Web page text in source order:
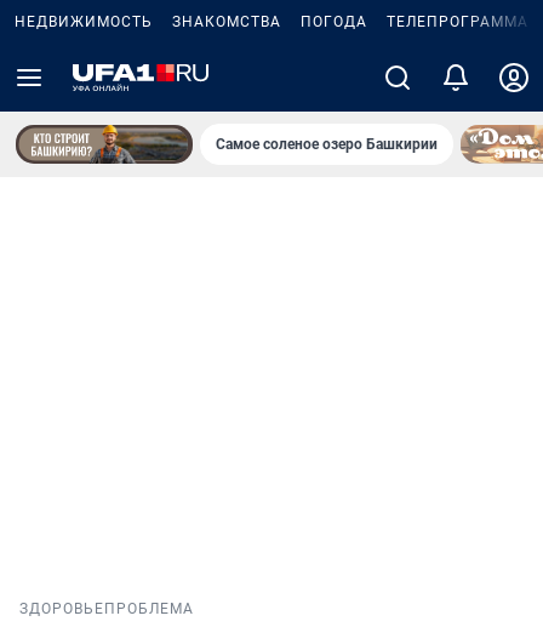
НЕДВИЖИМОСТЬ ЗНАКОМСТВА ПОГОДА ТЕЛЕПРОГРАММА
Самое соленое озеро Башкирии
ЗДОРОВЬЕ ПРОБЛЕМА